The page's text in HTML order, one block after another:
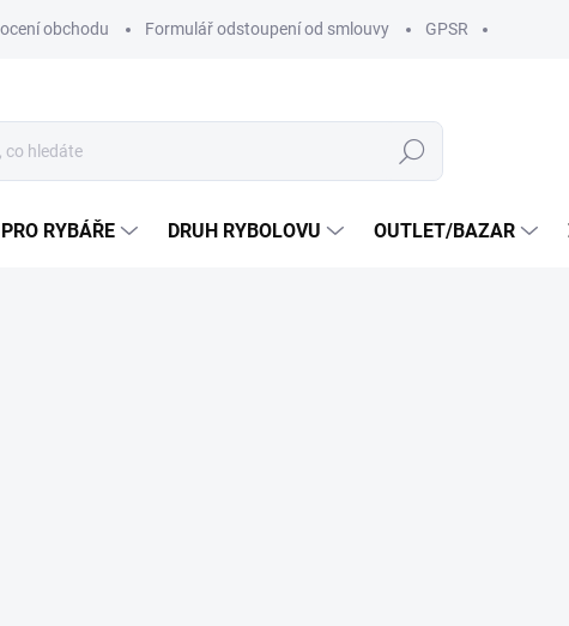
obchodu Formulář odstoupení od smlouvy GPSR
Hledat
RYBÁŘE DRUH RYBOLOVU OUTLET/BAZAR